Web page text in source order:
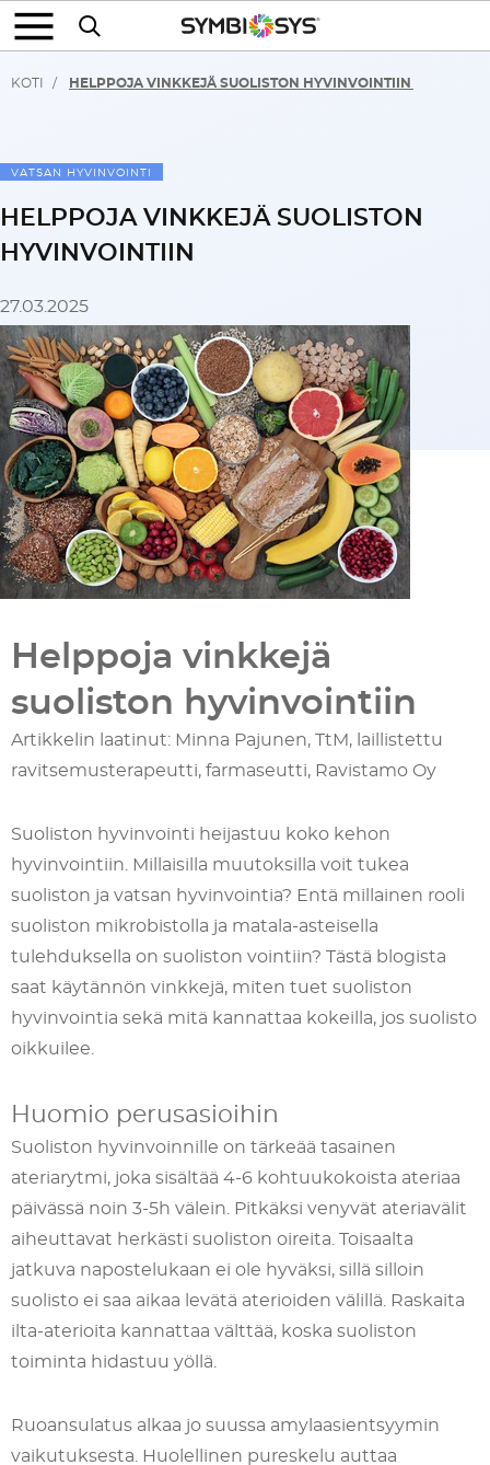
KOTI HELPPOJA VINKKEJÄ SUOLISTON HYVINVOINTIIN
VATSAN HYVINVOINTI
HELPPOJA VINKKEJÄ SUOLISTON
HYVINVOINTIIN
27.03.2025
Helppoja vinkkejä
suoliston hyvinvointiin
Artikkelin laatinut: Minna Pajunen, TtM, laillistettu
ravitsemusterapeutti, farmaseutti, Ravistamo Oy
Suoliston hyvinvointi heijastuu koko kehon
hyvinvointiin. Millaisilla muutoksilla voit tukea
suoliston ja vatsan hyvinvointia? Entä millainen rooli
suoliston mikrobistolla ja matala-asteisella
tulehduksella on suoliston vointiin? Tästä blogista
saat käytännön vinkkejä, miten tuet suoliston
hyvinvointia sekä mitä kannattaa kokeilla, jos suolisto
oikkuilee.
Huomio perusasioihin
Suoliston hyvinvoinnille on tärkeää tasainen
ateriarytmi, joka sisältää 4-6 kohtuukokoista ateriaa
päivässä noin 3-5h välein. Pitkäksi venyvät ateriavälit
aiheuttavat herkästi suoliston oireita. Toisaalta
jatkuva napostelukaan ei ole hyväksi, sillä silloin
suolisto ei saa aikaa levätä aterioiden välillä. Raskaita
ilta-aterioita kannattaa välttää, koska suoliston
toiminta hidastuu yöllä.
Ruoansulatus alkaa jo suussa amylaasientsyymin
vaikutuksesta. Huolellinen pureskelu auttaa